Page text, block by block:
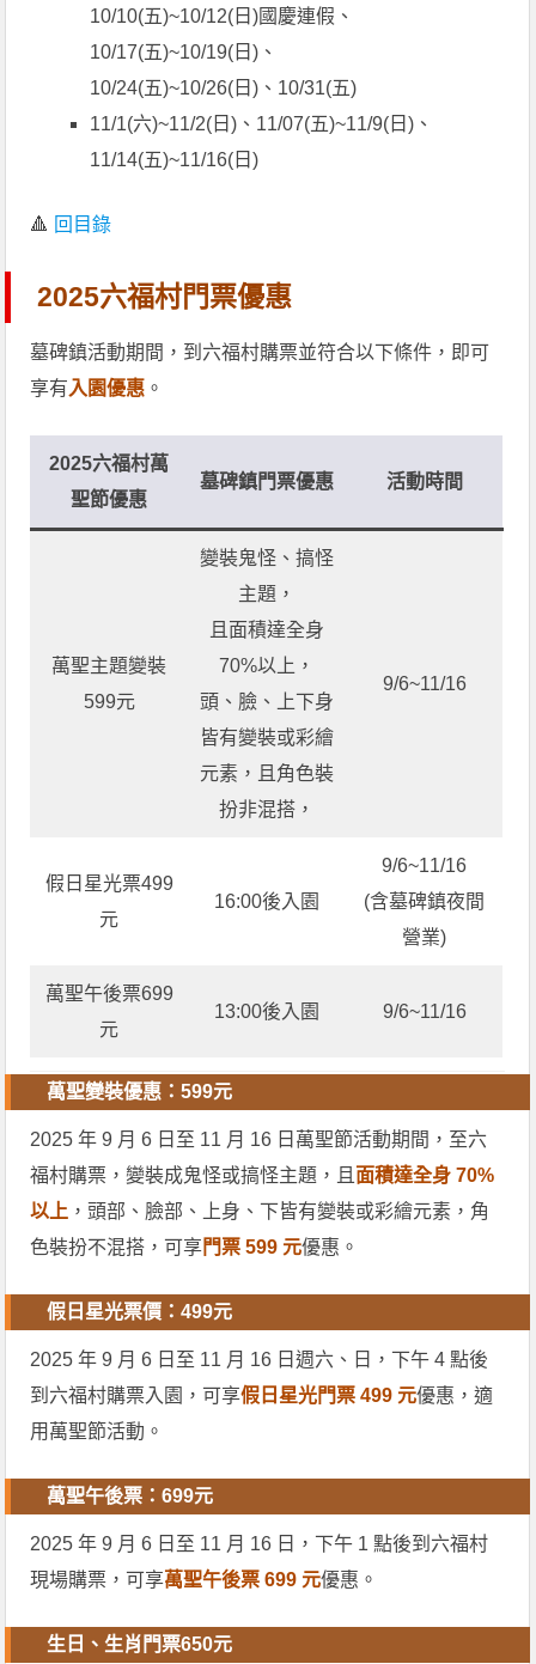
10/10(五)~10/12(日)國慶連假、
10/17(五)~10/19(日)、
10/24(五)~10/26(日)、10/31(五)
11/1(六)~11/2(日)、11/07(五)~11/9(日)、
11/14(五)~11/16(日)
🔺 回目錄
2025六福村門票優惠
墓碑鎮活動期間，到六福村購票並符合以下條件，即可
享有入園優惠 。
2025六福村萬
聖節優惠
墓碑鎮門票優惠 活動時間
萬聖主題變裝
599元
變裝鬼怪、搞怪
主題，
且面積達全身
70%以上，
頭、臉、上下身
皆有變裝或彩繪
元素，且角色裝
扮非混搭，
9/6~11/16
假日星光票499
元
16:00後入園
9/6~11/16
(含墓碑鎮夜間
營業)
萬聖午後票699
元
13:00後入園 9/6~11/16
萬聖變裝優惠：599元
2025 年 9 月 6 日至 11 月 16 日萬聖節活動期間，至六
福村購票，變裝成鬼怪或搞怪主題，且 面積達全身 70%
以上 ，頭部、臉部、上身、下皆有變裝或彩繪元素，角
色裝扮不混搭，可享門票 599 元優惠。
假日星光票價：499元
2025 年 9 月 6 日至 11 月 16 日週六、日，下午 4 點後
到六福村購票入園，可享假日星光門票 499 元優惠，適
用萬聖節活動。
萬聖午後票：699元
2025 年 9 月 6 日至 11 月 16 日，下午 1 點後到六福村
現場購票，可享萬聖午後票 699 元優惠。
生日、生肖門票650元